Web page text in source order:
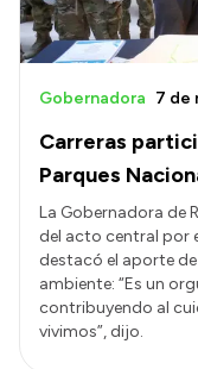
Carreras
Parques
Gobernadora 7 de
La Gobernadora de
del acto central por
destacó el aporte de
ambiente: “Es un
contribuyendo al
vivimos”, dijo.